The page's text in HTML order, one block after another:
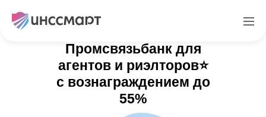
Промсвязьбанк для
агентов и риэлторов⭐️
с вознаграждением до
55%